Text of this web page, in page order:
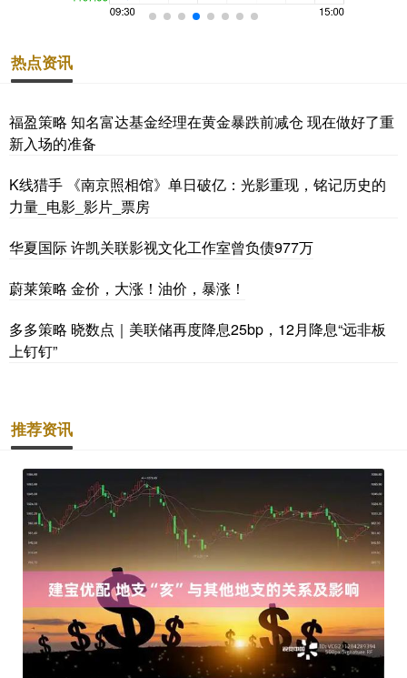
热点资讯
福盈策略 知名富达基金经理在黄金暴跌前减仓 现在做好了重
新入场的准备
K线猎手 《南京照相馆》单日破亿：光影重现，铭记历史的
力量_电影_影片_票房
华夏国际 许凯关联影视文化工作室曾负债977万
蔚莱策略 金价，大涨！油价，暴涨！
多多策略 晓数点｜美联储再度降息25bp，12月降息“远非板
上钉钉”
推荐资讯